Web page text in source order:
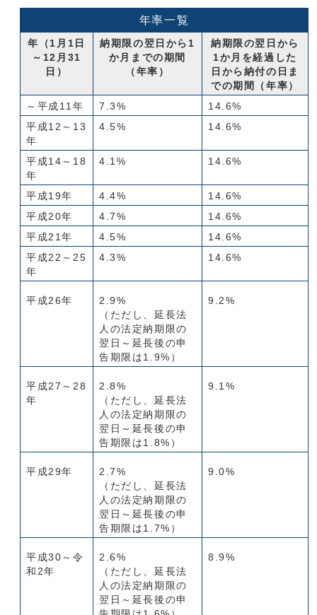
年率一覧
年（1月1日
～12月31
日）
納期限の翌日から1
か月までの期間
（年率）
納期限の翌日から
1か月を経過した
日から納付の日ま
での期間（年率）
～平成11年
7.3%
14.6%
平成12～13
年
4.5% 14.6%
平成14～18
年
4.1% 14.6%
平成19年 4.4%
14.6%
平成20年
4.7%
14.6%
平成21年
4.5%
14.6%
平成22～25
年
4.3% 14.6%
平成26年
2.9%
（ただし、延長法
人の法定納期限の
翌日～延長後の申
告期限は1.9%）
9.2%
平成27～28
年
2.8%
（ただし、延長法
人の法定納期限の
翌日～延長後の申
告期限は1.8%）
9.1%
平成29年
2.7%
（ただし、延長法
人の法定納期限の
翌日～延長後の申
告期限は1.7%）
9.0%
平成30～令
和2年
2.6%
（ただし、延長法
人の法定納期限の
翌日～延長後の申
8.9%